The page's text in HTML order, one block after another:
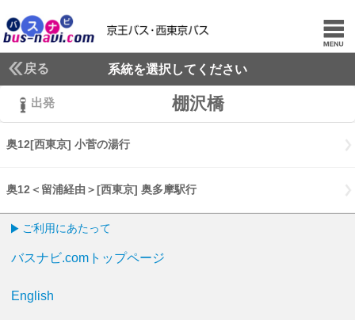
戻る 系統を選択してください
出発 棚沢橋
奥12[西東京] 小菅の湯行
奥12＜留浦経由＞[西東京] 奥多摩駅行
ご利用にあたって
バスナビ.comトップページ
English